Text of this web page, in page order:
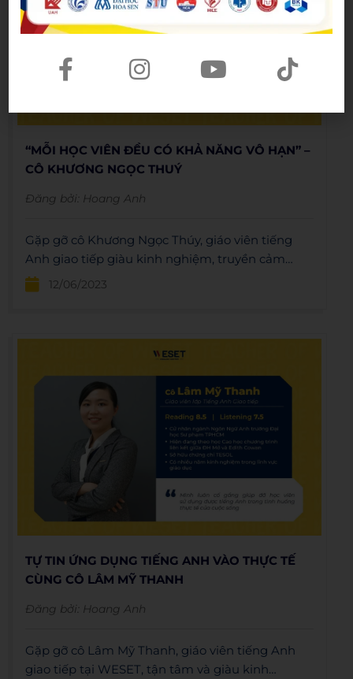
“MỖI HỌC VIÊN ĐỀU CÓ KHẢ NĂNG VÔ HẠN” –
CÔ KHƯƠNG NGỌC THUÝ
Đăng bởi: Hoang Anh
Gặp gỡ cô Khương Ngọc Thúy, giáo viên tiếng
Anh giao tiếp giàu kinh nghiệm, truyền cảm
hứng và giúp học viên tự tin giao tiếp hiệu quả.
12/06/2023
TỰ TIN ỨNG DỤNG TIẾNG ANH VÀO THỰC TẾ
CÙNG CÔ LÂM MỸ THANH
Đăng bởi: Hoang Anh
Gặp gỡ cô Lâm Mỹ Thanh, giáo viên tiếng Anh
giao tiếp tại WESET, tận tâm và giàu kinh